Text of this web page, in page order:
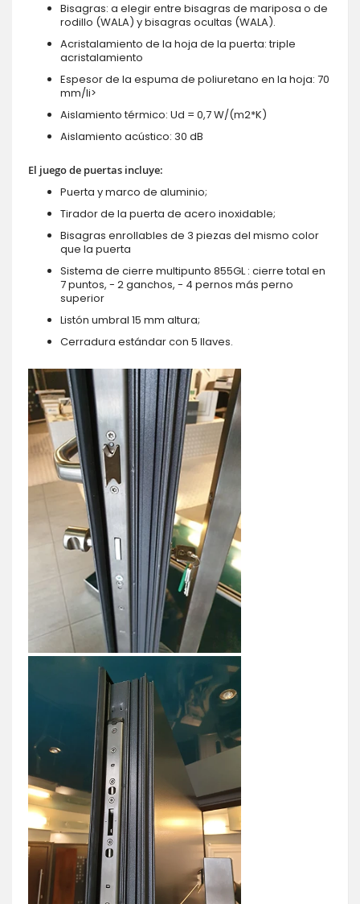
Bisagras: a elegir entre bisagras de mariposa o de
rodillo (WALA) y bisagras ocultas (WALA).
Acristalamiento de la hoja de la puerta: triple
acristalamiento
Espesor de la espuma de poliuretano en la hoja: 70
mm/li>
Aislamiento térmico: Ud = 0,7 W/(m2*K)
Aislamiento acústico: 30 dB
El juego de puertas incluye:
Puerta y marco de aluminio;
Tirador de la puerta de acero inoxidable;
Bisagras enrollables de 3 piezas del mismo color
que la puerta
Sistema de cierre multipunto 855GL : cierre total en
7 puntos, - 2 ganchos, - 4 pernos más perno
superior
Listón umbral 15 mm altura;
Cerradura estándar con 5 llaves.